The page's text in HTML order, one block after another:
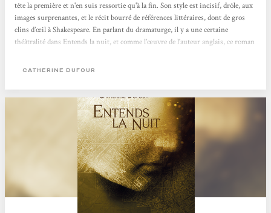
tête la première et n'en suis ressortie qu'à la fin. Son style est incisif, drôle, aux
images surprenantes, et le récit bourré de références littéraires, dont de gros
clins d’œil à Shakespeare. En parlant du dramaturge, il y a une certaine
théâtralité dans Entends la nuit, et comme l’œuvre de l'auteur anglais, ce roman
un environnement oscillant entre sublime et grotesque...
CATHERINE DUFOUR